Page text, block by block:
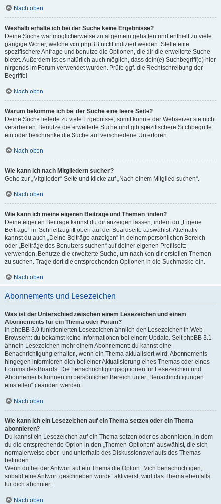
Nach oben
Weshalb erhalte ich bei der Suche keine Ergebnisse?
Deine Suche war möglicherweise zu allgemein gehalten und enthielt zu viele
gängige Wörter, welche von phpBB nicht indiziert werden. Stelle eine
spezifischere Anfrage und benutze die Optionen, die dir die erweiterte Suche
bietet. Außerdem ist es natürlich auch möglich, dass dein(e) Suchbegriff(e) hier
nirgends im Forum verwendet wurden. Prüfe ggf. die Rechtschreibung der
Begriffe!
Nach oben
Warum bekomme ich bei der Suche eine leere Seite?
Deine Suche lieferte zu viele Ergebnisse, somit konnte der Webserver sie nicht
verarbeiten. Benutze die erweiterte Suche und gib spezifischere Suchbegriffe
ein oder beschränke die Suche auf verschiedene Unterforen.
Nach oben
Wie kann ich nach Mitgliedern suchen?
Gehe zur „Mitglieder“-Seite und klicke auf „Nach einem Mitglied suchen“.
Nach oben
Wie kann ich meine eigenen Beiträge und Themen finden?
Deine eigenen Beiträge kannst du dir anzeigen lassen, indem du „Eigene
Beiträge“ im Schnellzugriff oben auf der Boardseite auswählst. Alternativ
kannst du auch „Deine Beiträge anzeigen“ in deinem persönlichen Bereich
oder „Beiträge des Benutzers suchen“ auf deiner eigenen Profilseite
verwenden. Benutze die erweiterte Suche, um nach von dir erstellen Themen
zu suchen. Trage dort die entsprechenden Optionen in die Suchmaske ein.
Nach oben
Abonnements und Lesezeichen
Was ist der Unterschied zwischen einem Lesezeichen und einem
Abonnements für ein Thema oder Forum?
In phpBB 3.0 funktionierten Lesezeichen ähnlich den Lesezeichen in Web-
Browsern: du bekamst keine Informationen bei einem Update. Seit phpBB 3.1
ähneln Lesezeichen mehr einem Abonnement: du kannst eine
Benachrichtigung erhalten, wenn ein Thema aktualisiert wird. Abonnements
hingegen informieren dich bei einer Aktualisierung eines Themas oder eines
Forums des Boards. Die Benachrichtigungsoptionen für Lesezeichen und
Abonnements können im persönlichen Bereich unter „Benachrichtigungen
einstellen“ geändert werden.
Nach oben
Wie kann ich ein Lesezeichen auf ein Thema setzen oder ein Thema
abonnieren?
Du kannst ein Lesezeichen auf ein Thema setzen oder es abonnieren, in dem
du die entsprechende Option in den „Themen-Optionen“ auswählst, die sich
normalerweise ober- und unterhalb des Diskussionsverlaufs des Themas
befinden.
Wenn du bei der Antwort auf ein Thema die Option „Mich benachrichtigen,
sobald eine Antwort geschrieben wurde“ aktivierst, wird das Thema ebenfalls
für dich abonniert.
Nach oben